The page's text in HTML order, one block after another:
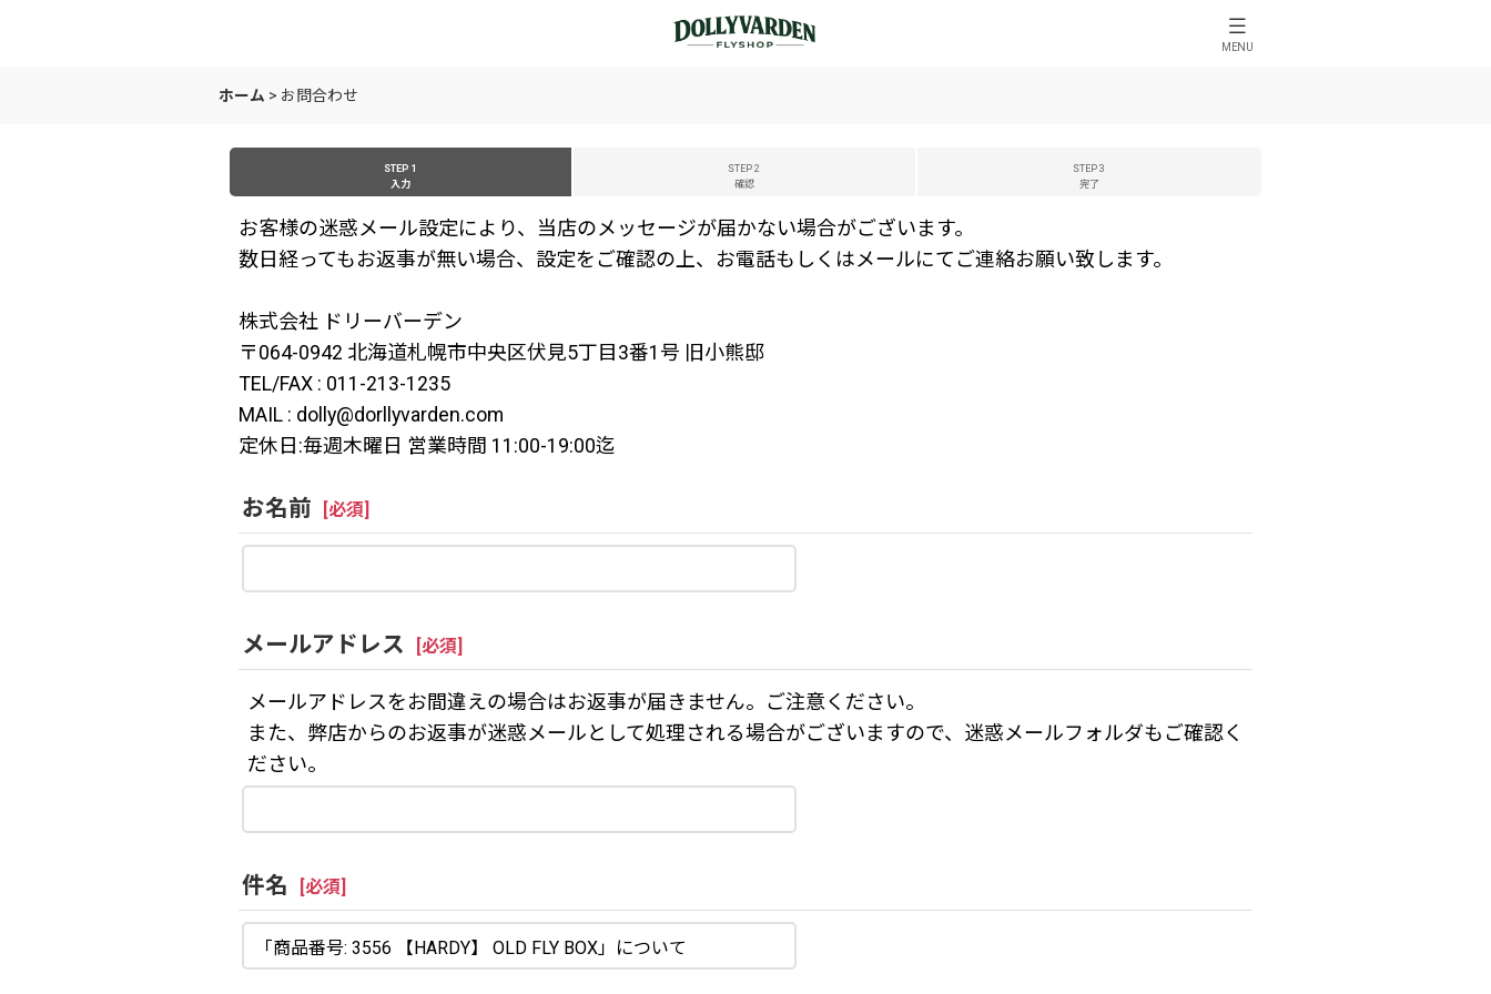
MENU
ホーム > お問合わせ
STEP 1
入力
STEP 2
確認
STEP 3
完了
お客様の迷惑メール設定により、当店のメッセージが届かない場合がございます。
数日経ってもお返事が無い場合、設定をご確認の上、お電話もしくはメールにてご連絡お願い致します。
株式会社 ドリーバーデン
〒064-0942 北海道札幌市中央区伏見5丁目3番1号 旧小熊邸
TEL/FAX : 011-213-1235
MAIL : dolly@dorllyvarden.com
定休日:毎週木曜日 営業時間 11:00-19:00迄
お名前 [必須]
メールアドレス [必須]
メールアドレスをお間違えの場合はお返事が届きません。ご注意ください。
また、弊店からのお返事が迷惑メールとして処理される場合がございますので、迷惑メールフォルダもご確認く
ださい。
件名 [必須]